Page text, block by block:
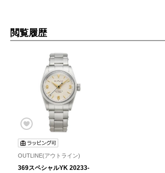
閲覧履歴
OUTLINE(アウトライン)
369スペシャルYK 20233-